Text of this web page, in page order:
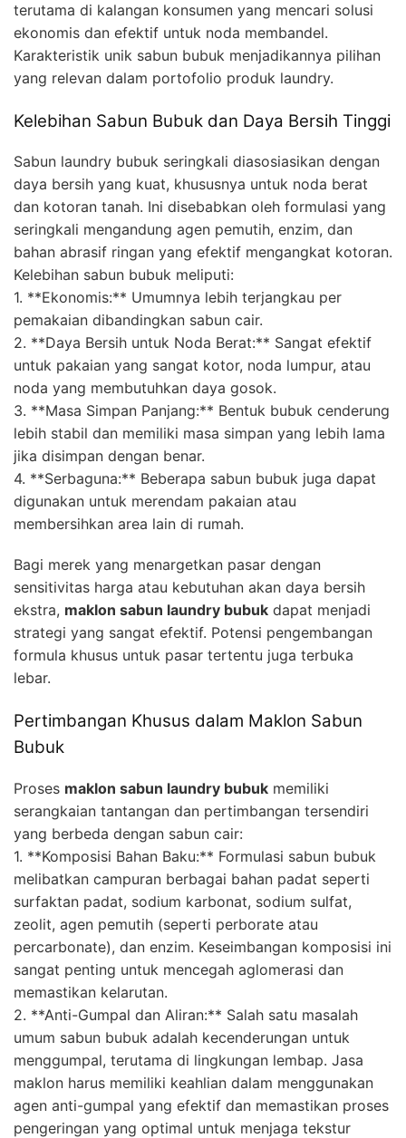
terutama di kalangan konsumen yang mencari solusi
ekonomis dan efektif untuk noda membandel.
Karakteristik unik sabun bubuk menjadikannya pilihan
yang relevan dalam portofolio produk laundry.
Kelebihan Sabun Bubuk dan Daya Bersih Tinggi
Sabun laundry bubuk seringkali diasosiasikan dengan
daya bersih yang kuat, khususnya untuk noda berat
dan kotoran tanah. Ini disebabkan oleh formulasi yang
seringkali mengandung agen pemutih, enzim, dan
bahan abrasif ringan yang efektif mengangkat kotoran.
Kelebihan sabun bubuk meliputi:
1. **Ekonomis:** Umumnya lebih terjangkau per
pemakaian dibandingkan sabun cair.
2. **Daya Bersih untuk Noda Berat:** Sangat efektif
untuk pakaian yang sangat kotor, noda lumpur, atau
noda yang membutuhkan daya gosok.
3. **Masa Simpan Panjang:** Bentuk bubuk cenderung
lebih stabil dan memiliki masa simpan yang lebih lama
jika disimpan dengan benar.
4. **Serbaguna:** Beberapa sabun bubuk juga dapat
digunakan untuk merendam pakaian atau
membersihkan area lain di rumah.
Bagi merek yang menargetkan pasar dengan
sensitivitas harga atau kebutuhan akan daya bersih
ekstra, maklon sabun laundry bubuk dapat menjadi
strategi yang sangat efektif. Potensi pengembangan
formula khusus untuk pasar tertentu juga terbuka
lebar.
Pertimbangan Khusus dalam Maklon Sabun
Bubuk
Proses maklon sabun laundry bubuk memiliki
serangkaian tantangan dan pertimbangan tersendiri
yang berbeda dengan sabun cair:
1. **Komposisi Bahan Baku:** Formulasi sabun bubuk
melibatkan campuran berbagai bahan padat seperti
surfaktan padat, sodium karbonat, sodium sulfat,
zeolit, agen pemutih (seperti perborate atau
percarbonate), dan enzim. Keseimbangan komposisi ini
sangat penting untuk mencegah aglomerasi dan
memastikan kelarutan.
2. **Anti-Gumpal dan Aliran:** Salah satu masalah
umum sabun bubuk adalah kecenderungan untuk
menggumpal, terutama di lingkungan lembap. Jasa
maklon harus memiliki keahlian dalam menggunakan
agen anti-gumpal yang efektif dan memastikan proses
pengeringan yang optimal untuk menjaga tekstur